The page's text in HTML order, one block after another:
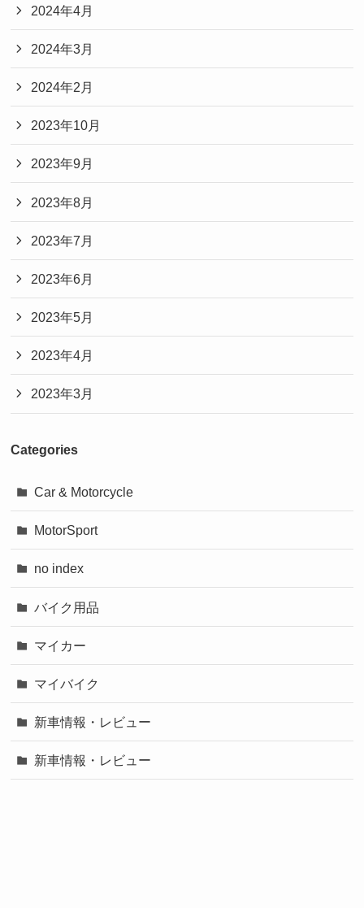
2024年4月
2024年3月
2024年2月
2023年10月
2023年9月
2023年8月
2023年7月
2023年6月
2023年5月
2023年4月
2023年3月
Categories
Car & Motorcycle
MotorSport
no index
バイク用品
マイカー
マイバイク
新車情報・レビュー
新車情報・レビュー